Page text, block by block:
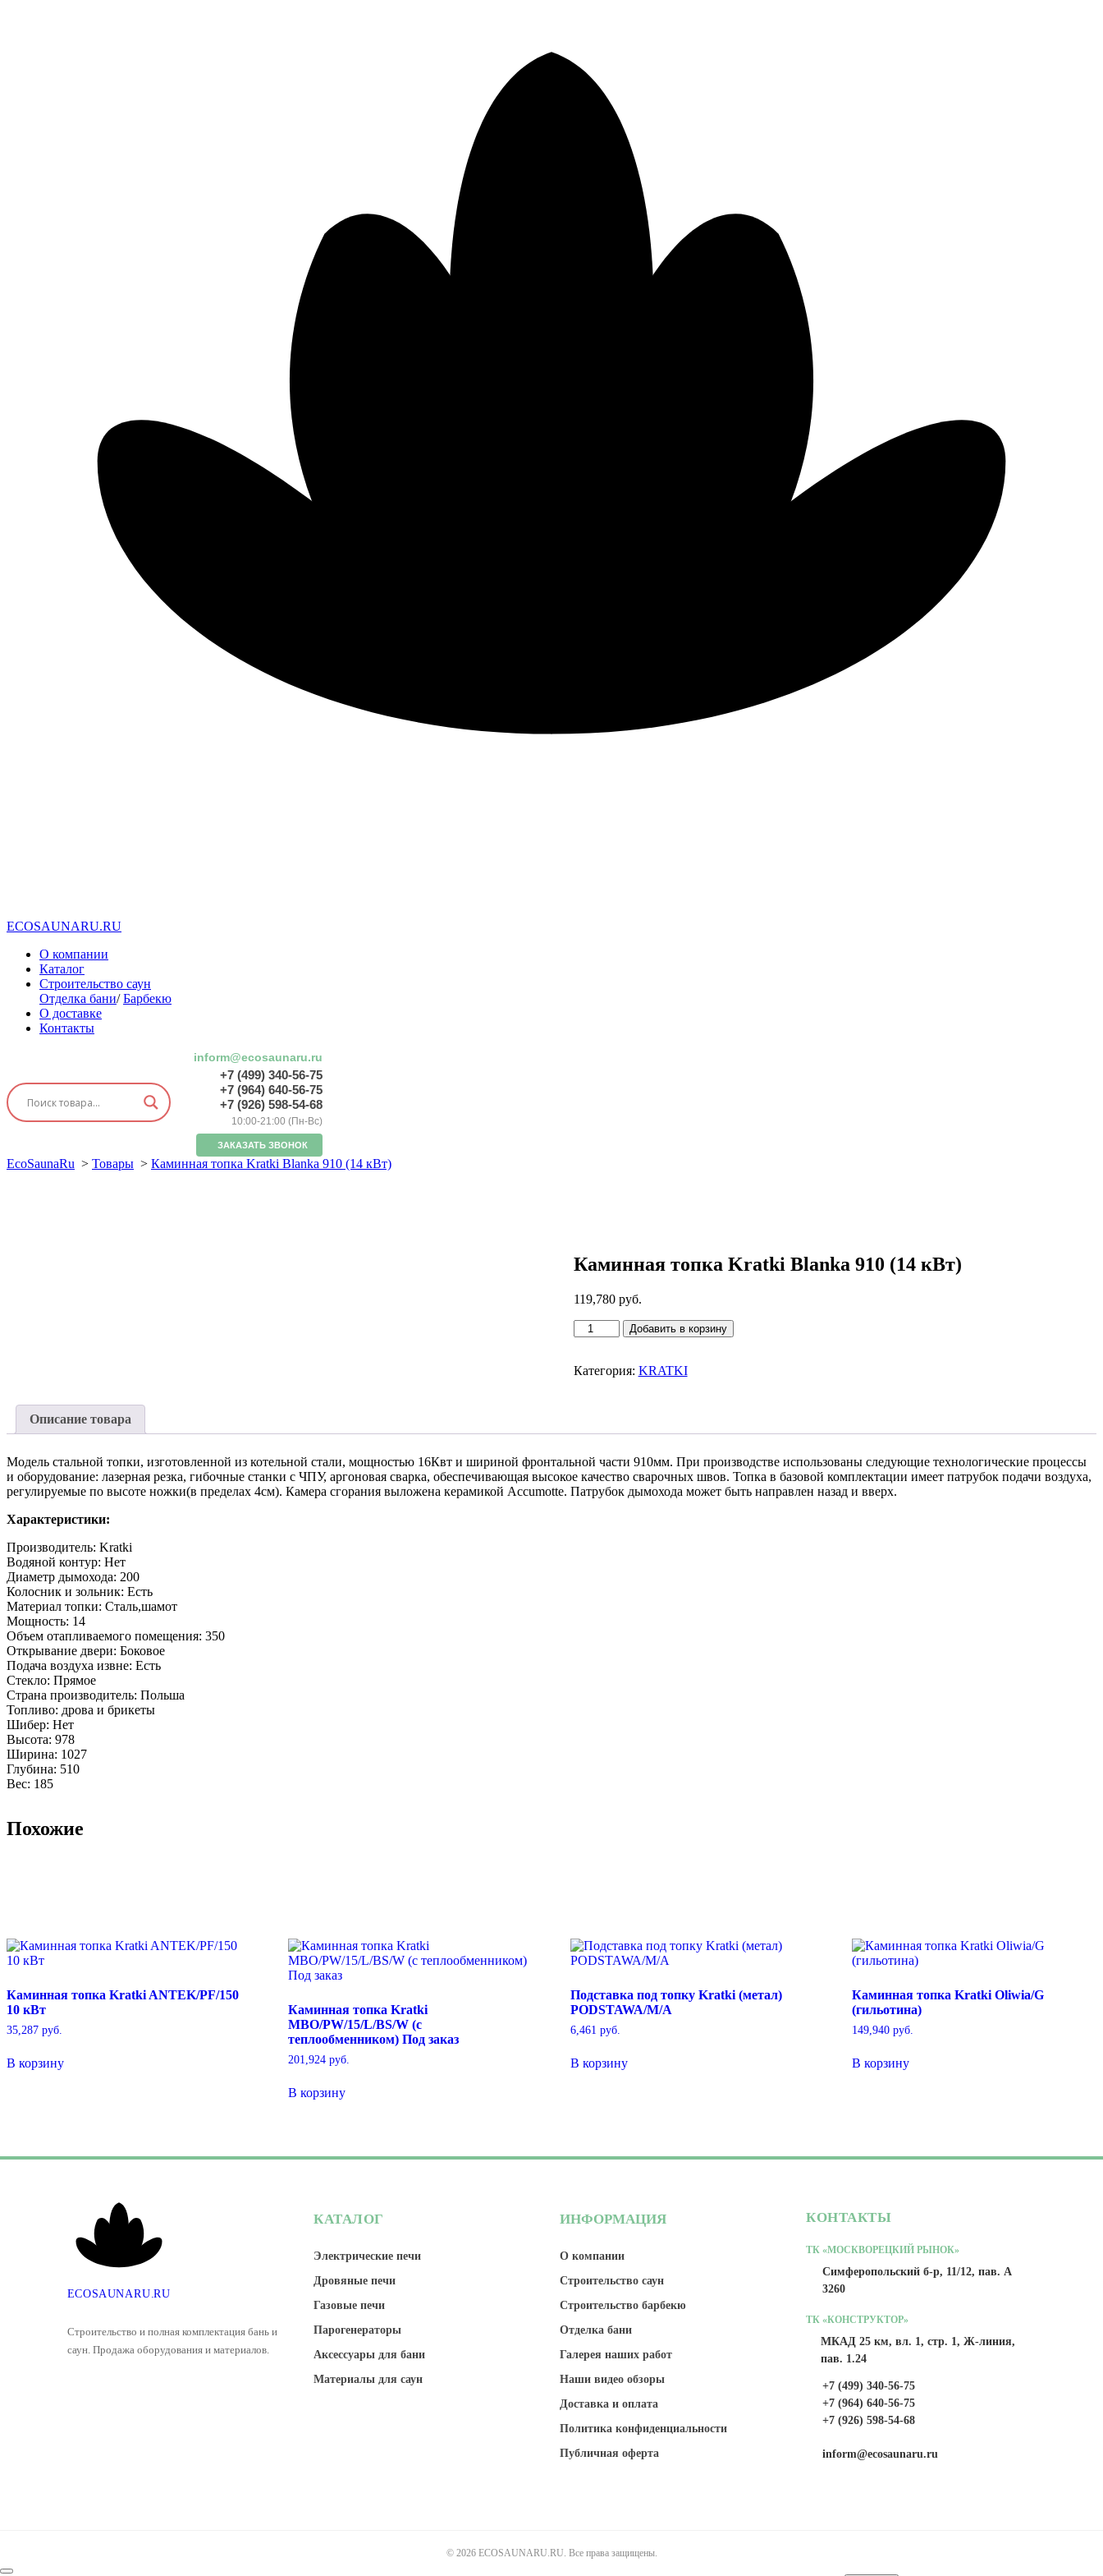
ECOSAUNARU.RU
О компании
Каталог
Строительство саун
Отделка бани/Барбекю
О доставке
Контакты
inform@ecosaunaru.ru
+7 (499) 340-56-75
+7 (964) 640-56-75
+7 (926) 598-54-68
10:00-21:00 (Пн-Вс)
ЗАКАЗАТЬ ЗВОНОК
EcoSaunaRu > Товары > Каминная топка Kratki Blanka 910 (14 кВт)
Каминная топка Kratki Blanka 910 (14 кВт)
119,780руб.
Количество
товара
топка
Добавить в корзину
Категория: KRATKI
Описание товара
Модель стальной топки, изготовленной из котельной стали, мощностью 16Квт и шириной фронтальной части 910мм. При производстве использованы следующие технологические процессы
и оборудование: лазерная резка, гибочные станки с ЧПУ, аргоновая сварка, обеспечивающая высокое качество сварочных швов. Топка в базовой комплектации имеет патрубок подачи воздуха,
регулируемые по высоте ножки(в пределах 4см). Камера сгорания выложена керамикой Accumotte. Патрубок дымохода может быть направлен назад и вверх.
Характеристики:
Производитель: Kratki
Водяной контур: Нет
Диаметр дымохода: 200
Колосник и зольник: Есть
Материал топки: Сталь,шамот
Мощность: 14
Объем отапливаемого помещения: 350
Открывание двери: Боковое
Подача воздуха извне: Есть
Стекло: Прямое
Страна производитель: Польша
Топливо: дрова и брикеты
Шибер: Нет
Высота: 978
Ширина: 1027
Глубина: 510
Вес: 185
Похожие
Каминная топка Kratki ANTEK/PF/150
10 кВт
35,287 руб.
В корзину
Каминная топка Kratki
MBO/PW/15/L/BS/W (с
теплообменником) Под заказ
201,924 руб.
В корзину
Подставка под топку Kratki (метал)
PODSTAWA/M/A
6,461 руб.
В корзину
Каминная топка Kratki Oliwia/G
(гильотина)
149,940руб.
В корзину
ECOSAUNARU .RU
Строительство и полная комплектация бань и
саун. Продажа оборудования и материалов.
КАТАЛОГ
Электрические печи
Дровяные печи
Газовые печи
Парогенераторы
Аксессуары для бани
Материалы для саун
ИНФОРМАЦИЯ
О компании
Строительство саун
Строительство барбекю
Отделка бани
Галерея наших работ
Наши видео обзоры
Доставка и оплата
Политика конфиденциальности
Публичная оферта
КОНТАКТЫ
ТК «МОСКВОРЕЦКИЙ РЫНОК»
Симферопольский б-р, 11/12, пав. А
3260
ТК «КОНСТРУКТОР»
МКАД 25 км, вл. 1, стр. 1, Ж-линия,
пав. 1.24
+7 (499) 340-56-75
+7 (964) 640-56-75
+7 (926) 598-54-68
inform@ecosaunaru.ru
© 2026 ECOSAUNARU.RU. Все права защищены.